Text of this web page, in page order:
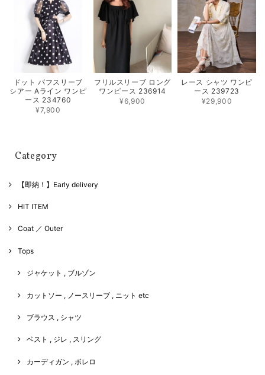
ドット パフスリーブ
シアー Aライン ワンピ
ース 234760
¥7,900
フリルスリーブ ロング
ワンピース 236914
¥6,900
レース シャツ ワンピ
ース 239723
¥29,900
Category
【即納！】Early delivery
HIT ITEM
Coat ／ Outer
Tops
ジャケット , ブルゾン
カットソー , ノースリーブ , ニット etc
ブラウス , シャツ
ベスト , ジレ , スリング
カーディガン , ボレロ